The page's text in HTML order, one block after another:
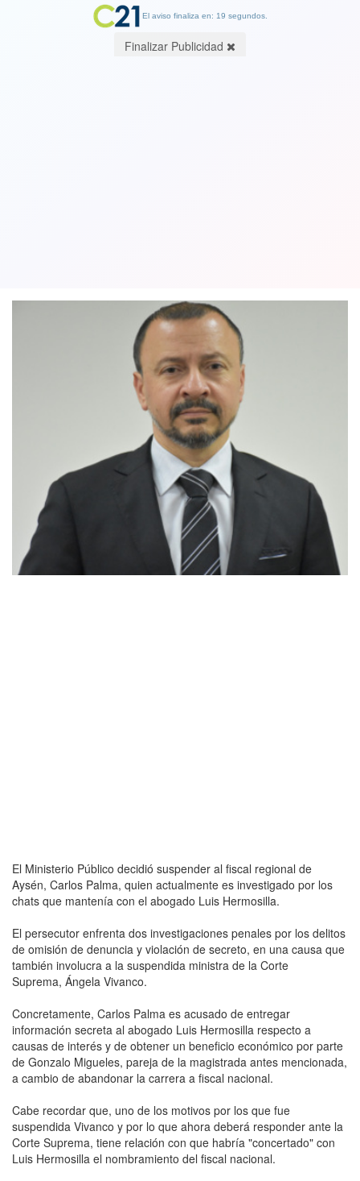
El Ministerio Público decidió suspender al fiscal regional de
Aysén, Carlos Palma, quien actualmente es investigado por los
chats que mantenía con el abogado Luis Hermosilla.
El persecutor enfrenta dos investigaciones penales por los delitos
de omisión de denuncia y violación de secreto, en una causa que
también involucra a la suspendida ministra de la Corte
Suprema, Ángela Vivanco.
Concretamente, Carlos Palma es acusado de entregar
información secreta al abogado Luis Hermosilla respecto a
causas de interés y de obtener un beneficio económico por parte
de Gonzalo Migueles, pareja de la magistrada antes mencionada,
a cambio de abandonar la carrera a fiscal nacional.
Cabe recordar que, uno de los motivos por los que fue
suspendida Vivanco y por lo que ahora deberá responder ante la
Corte Suprema, tiene relación con que habría "concertado" con
Luis Hermosilla el nombramiento del fiscal nacional.
El aviso finaliza en: 19 segundos.
Finalizar Publicidad